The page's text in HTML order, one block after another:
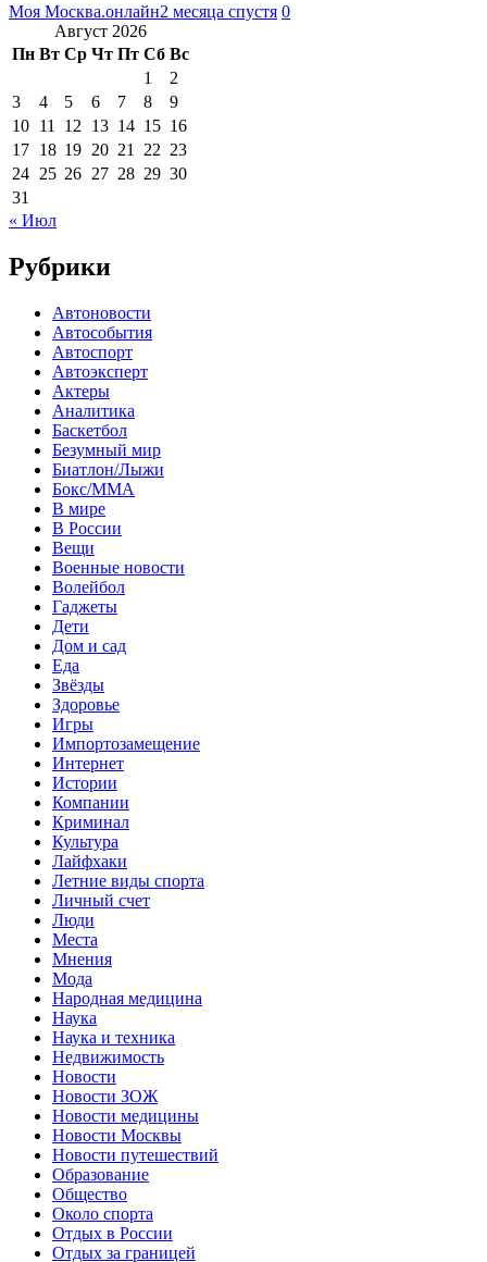
Моя Москва.онлайн2 месяца спустя 0
Август 2026
Пн Вт Ср Чт Пт Сб Вс
1
2
3
4 5 6 7 8
9
10 11 12 13 14 15 16
17 18 19 20 21 22 23
24 25 26 27 28 29 30
31
« Июл
Рубрики
Автоновости
Автособытия
Автоспорт
Автоэксперт
Актеры
Аналитика
Баскетбол
Безумный мир
Биатлон/Лыжи
Бокс/MMA
В мире
В России
Вещи
Военные новости
Волейбол
Гаджеты
Дети
Дом и сад
Еда
Звёзды
Здоровье
Игры
Импортозамещение
Интернет
Истории
Компании
Криминал
Культура
Лайфхаки
Летние виды спорта
Личный счет
Люди
Места
Мнения
Мода
Народная медицина
Наука
Наука и техника
Недвижимость
Новости
Новости ЗОЖ
Новости медицины
Новости Москвы
Новости путешествий
Образование
Общество
Около спорта
Отдых в России
Отдых за границей